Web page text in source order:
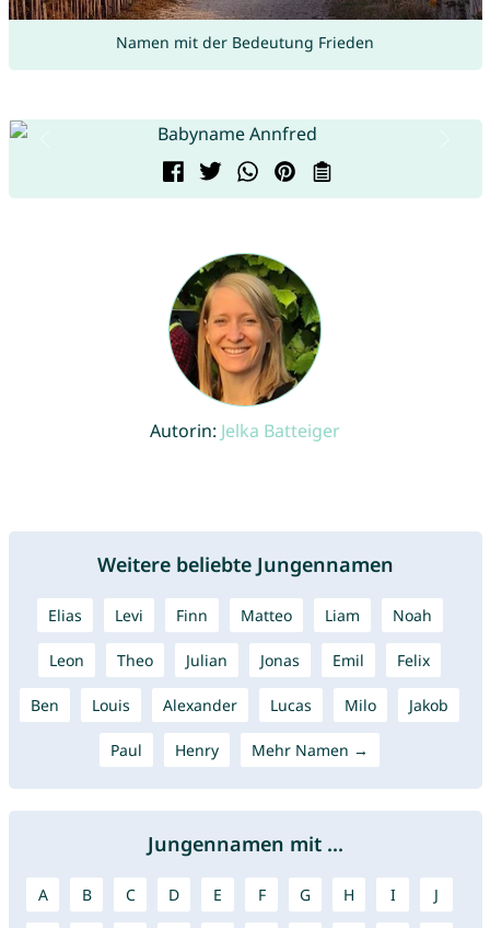
Namen mit der Bedeutung Frieden
Autorin: Jelka Batteiger
Weitere beliebte Jungennamen
Elias Levi Finn Matteo Liam Noah
Leon Theo Julian Jonas Emil Felix
Ben Louis Alexander Lucas Milo Jakob
Paul Henry Mehr Namen →
Jungennamen mit ...
A B C D E F G H I J